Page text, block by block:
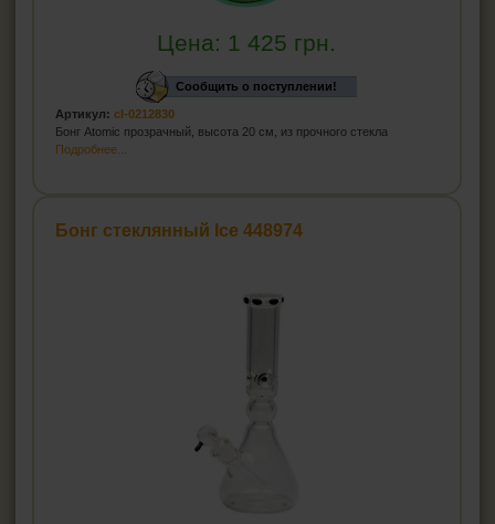
Цена: 1 425 грн.
Сообщить о поступлении!
Артикул: cl-0212830
Бонг Atomic прозрачный, высота 20 см, из прочного стекла
Подробнее...
Бонг стеклянный Ice 448974